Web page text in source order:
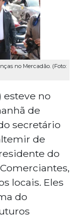
no Mercadão. (Foto:
esteve no
de
secretário
de
do
locais. Eles
do